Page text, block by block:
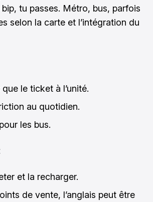
tu passes. Métro, bus, parfois
selon la carte et l’intégration du
le ticket à l’unité.
au quotidien.
les bus.
et la recharger.
de vente, l’anglais peut être